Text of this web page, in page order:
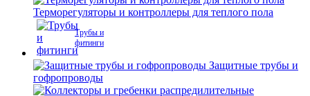
Терморегуляторы и контроллеры для теплого пола
Трубы и
фитинги
Защитные трубы и
гофропроводы